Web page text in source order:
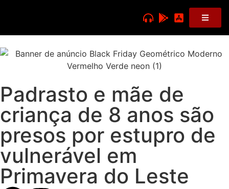
Padrasto e mãe de
criança de 8 anos são
presos por estupro de
vulnerável em
Primavera do Leste